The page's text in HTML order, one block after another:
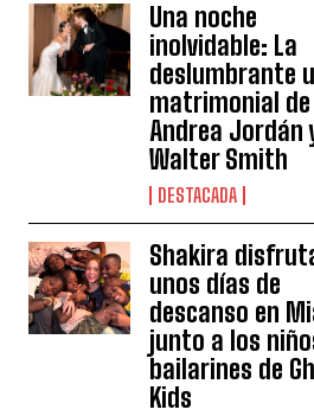
Una noche
inolvidable: La
deslumbrante
matrimonial de
Andrea Jordán
Walter Smith
DESTACADA
Shakira
unos días de
descanso en
junto a los
bailarines de
Kids